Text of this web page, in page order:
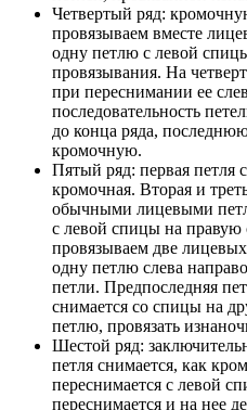
Четвертый ряд:
провязываем вместе
одну петлю с левой
провязывания. На
при переснимании ее
последовательность
до конца ряда,
кромочную.
Пятый ряд: первая петля
кромочная. Вторая и
обычными лицевыми
с левой спицы на правую
провязываем две
одну петлю слева
петли. Предпоследняя
снимается со спицы на
петлю, провязать
Шестой ряд:
петля снимается, как
переснимается с левой
переснимается и на нее